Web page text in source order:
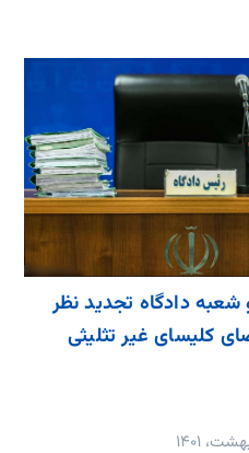
شعبه دادگاه تجدید نظر
کلیسای غیر تثلیثی